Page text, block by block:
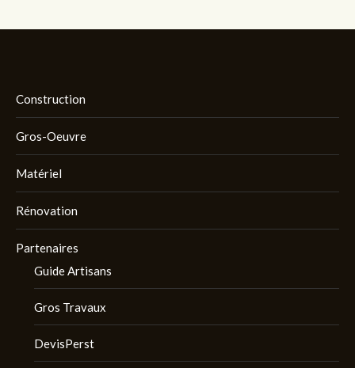
Construction
Gros-Oeuvre
Matériel
Rénovation
Partenaires
Guide Artisans
Gros Travaux
DevisPerst